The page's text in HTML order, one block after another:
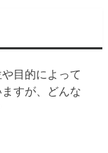
目的によって
すが、どんな